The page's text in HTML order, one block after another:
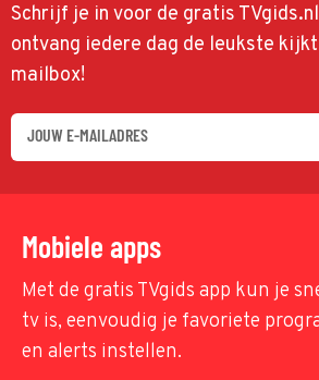
Schrijf je in voor de gratis
ontvang iedere dag de leukste
mailbox!
Mobiele apps
Met de gratis TVgids app kun je
tv is, eenvoudig je favoriete
en alerts instellen.